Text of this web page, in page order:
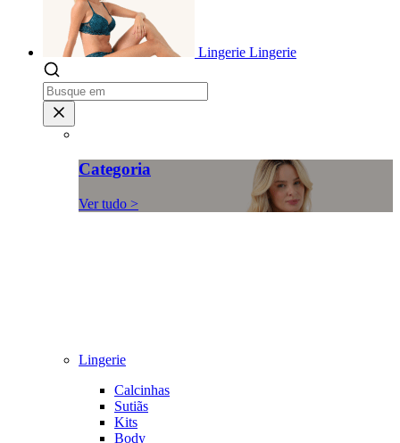
Lingerie Lingerie
Categoria
Ver tudo >
Lingerie
Calcinhas
Sutiãs
Kits
Body